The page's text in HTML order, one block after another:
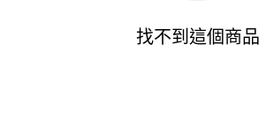
找不到這個商品